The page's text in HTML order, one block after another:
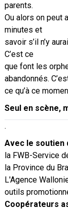
parents.
Ou alors on peut
minutes et
savoir s’il n’y
C’est ce
que font les
abandonnés.
ce qu’à ce
Seul en scène,
.
Avec le soutien
la FWB-Service
la Province du
L'Agence
outils
Coopérateurs